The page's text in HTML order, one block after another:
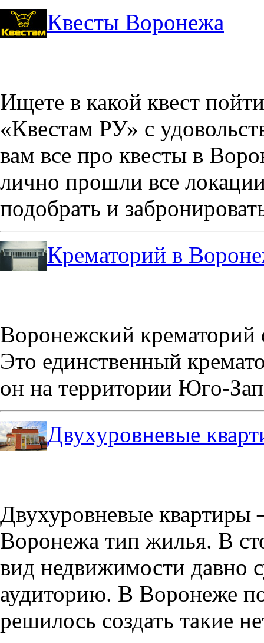
Квесты Воронежа
Ищете в какой квест
«Квестам РУ» с
вам все про квесты в
лично прошли все
подобрать и
Крематорий в
Воронежский крематорий
Это единственный
он на территории Юго-
Двухуровневые
Двухуровневые квартиры
Воронежа тип жилья. В
вид недвижимости давно
аудиторию. В Воронеже
решилось создать такие